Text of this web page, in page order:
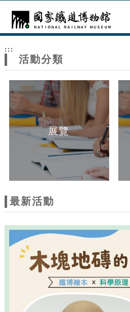
網
站
主
題
:::
活動分類
展覽
最新活動